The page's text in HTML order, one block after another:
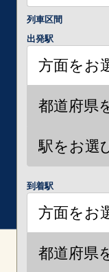
列車区間
出発駅
到着駅